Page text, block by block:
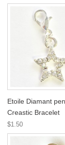
Etoile Diamant
Creastic Bracelet
$1.50